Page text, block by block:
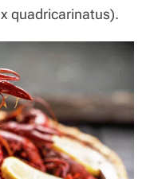
quadricarinatus).